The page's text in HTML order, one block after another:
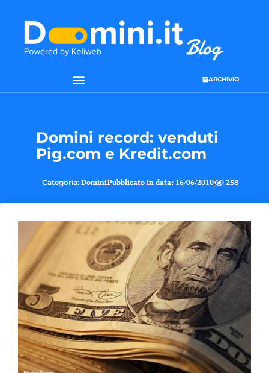
ARCHIVIO
Domini record: venduti
Pig.com e Kredit.com
Categoria: DominiPubblicato in data: 16/06/2010 258